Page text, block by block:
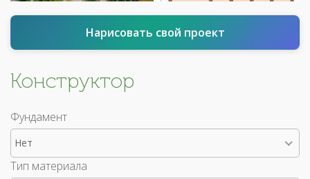
Нарисовать свой проект
Конструктор
Фундамент
Нет
Тип материала